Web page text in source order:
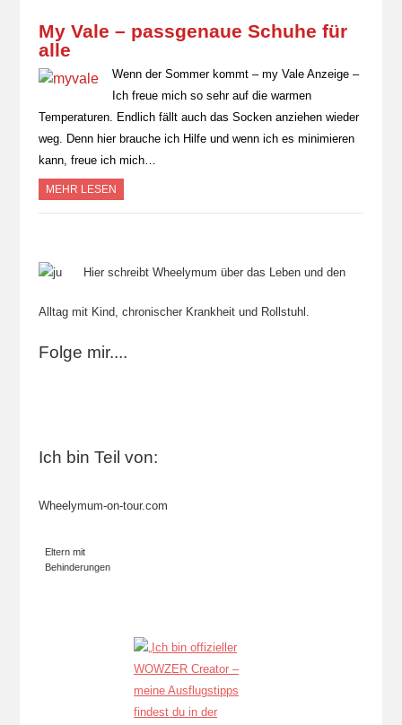
My Vale – passgenaue Schuhe für
alle
Wenn der Sommer kommt – my Vale Anzeige –
Ich freue mich so sehr auf die warmen
Temperaturen. Endlich fällt auch das Socken anziehen wieder
weg. Denn hier brauche ich Hilfe und wenn ich es minimieren
kann, freue ich mich…
MEHR LESEN
Hier schreibt Wheelymum über das Leben und den
Alltag mit Kind, chronischer Krankheit und Rollstuhl.
Folge mir....
Ich bin Teil von:
Wheelymum-on-tour.com
Eltern mit
Behinderungen